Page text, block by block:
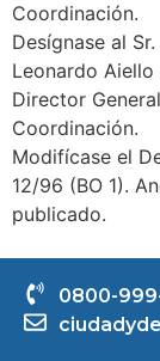
Coordinación.
Desígnase al Sr.
Leonardo Aiello
Director
Coordinación.
Modifícase el
12/96 (BO 1).
publicado.
0800-